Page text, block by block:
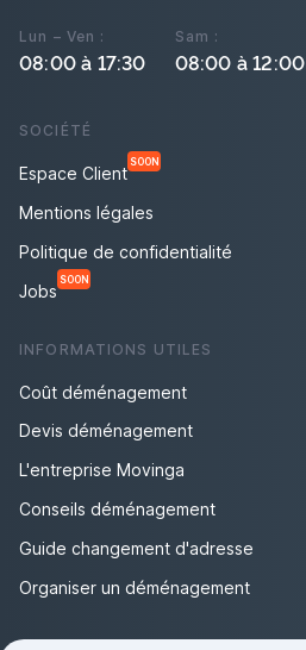
Lun – Ven :
08:00 à 17:30
Sam :
08:00 à 12:00
SOCIÉTÉ
Espace Client
SOON
Mentions légales
Politique de confidentialité
Jobs
SOON
INFORMATIONS UTILES
Coût déménagement
Devis déménagement
L'entreprise Movinga
Conseils déménagement
Guide changement d'adresse
Organiser un déménagement